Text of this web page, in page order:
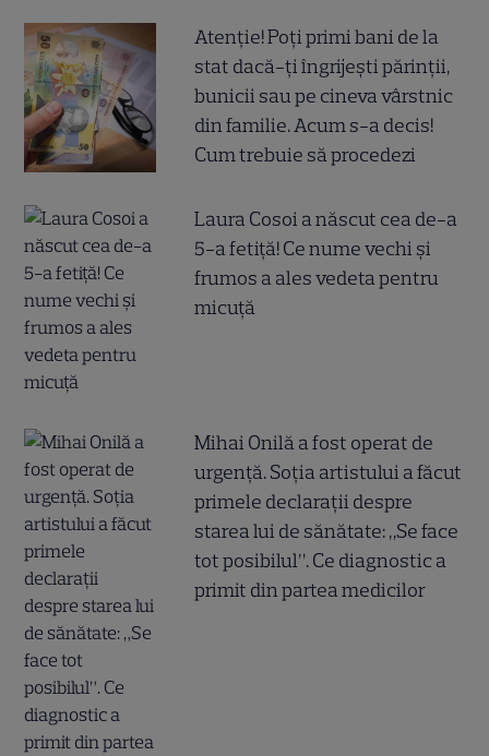
Atenție! Poți primi bani de la
stat dacă-ți îngrijești părinții,
bunicii sau pe cineva vârstnic
din familie. Acum s-a decis!
Cum trebuie să procedezi
Laura Cosoi a născut cea de-a
5-a fetiță! Ce nume vechi și
frumos a ales vedeta pentru
micuță
Mihai Onilă a fost operat de
urgență. Soția artistului a făcut
primele declarații despre
starea lui de sănătate: „Se face
tot posibilul”. Ce diagnostic a
primit din partea medicilor